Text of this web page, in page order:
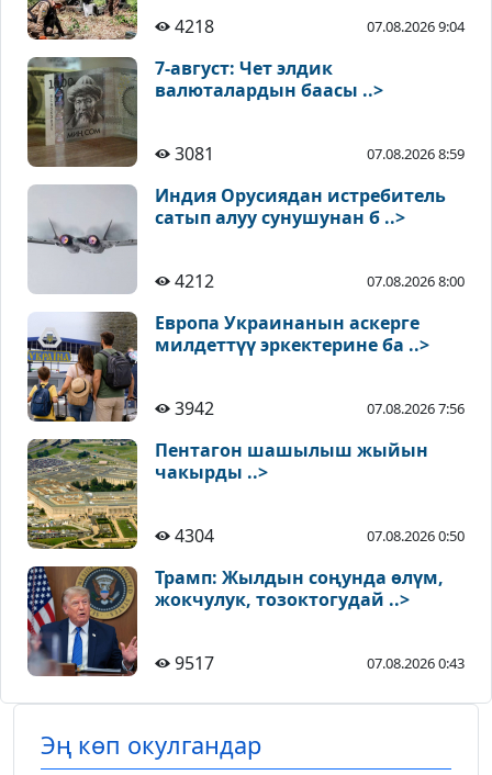
4218 07.08.2026 9:04
7-август: Чет элдик
валюталардын баасы ..>
3081 07.08.2026 8:59
Индия Орусиядан истребитель
сатып алуу сунушунан б ..>
4212 07.08.2026 8:00
Европа Украинанын аскерге
милдеттүү эркектерине ба ..>
3942 07.08.2026 7:56
Пентагон шашылыш жыйын
чакырды ..>
4304 07.08.2026 0:50
Трамп: Жылдын соңунда өлүм,
жокчулук, тозоктогудай ..>
9517 07.08.2026 0:43
Эң көп окулгандар